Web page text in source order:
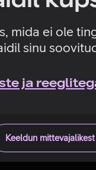
mida ei ole
sinu
ja
Keeldun